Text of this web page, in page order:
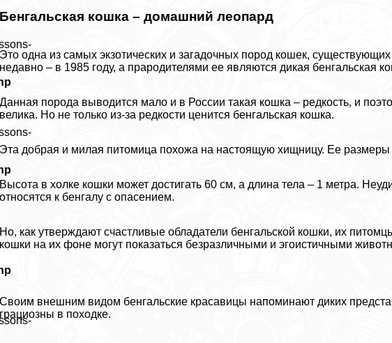
Бенгальская кошка – домашний леопард
Это одна из самых экзотических и загадочных пород кошек,
недавно – в 1985 году, а прародителями ее являются дикая бенгальская
Данная порода выводится мало и в России такая кошка – редкость, и
велика. Но не только из-за редкости ценится бенгальская кошка.
Эта добрая и милая питомица похожа на настоящую хищницу. Ее размеры
Высота в холке кошки может достигать 60 см, а длина тела – 1 метра.
относятся к бенгалу с опасением.
Но, как утверждают счастливые обладатели бенгальской кошки, их
кошки на их фоне могут показаться безразличными и эгоистичными
Своим внешним видом бенгальские красавицы напоминают диких
грациозны в походке.